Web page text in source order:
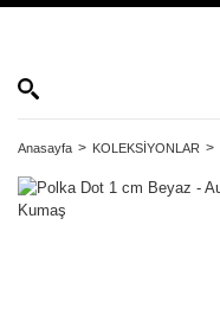
Anasayfa KOLEKSİYONLAR